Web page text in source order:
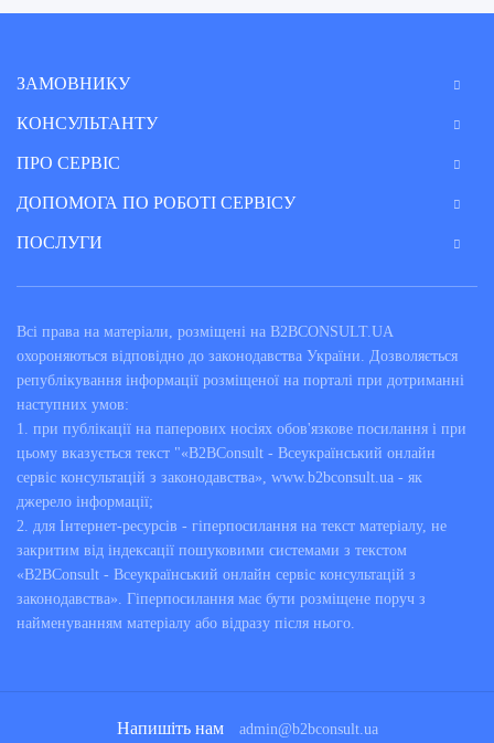
ЗАМОВНИКУ
КОНСУЛЬТАНТУ
ПРО СЕРВІС
ДОПОМОГА ПО РОБОТІ СЕРВІСУ
ПОСЛУГИ
Всі права на матеріали, розміщені на B2BCONSULT.UA
охороняються відповідно до законодавства України. Дозволяється
републікування інформації розміщеної на порталі при дотриманні
наступних умов:
1. при публікації на паперових носіях обов'язкове посилання і при
цьому вказується текст "«B2BConsult - Всеукраїнський онлайн
сервіс консультацій з законодавства», www.b2bconsult.ua - як
джерело інформації;
2. для Інтернет-ресурсів - гіперпосилання на текст матеріалу, не
закритим від індексації пошуковими системами з текстом
«B2BConsult - Всеукраїнський онлайн сервіс консультацій з
законодавства». Гіперпосилання має бути розміщене поруч з
найменуванням матеріалу або відразу після нього.
Напишіть нам admin@b2bconsult.ua